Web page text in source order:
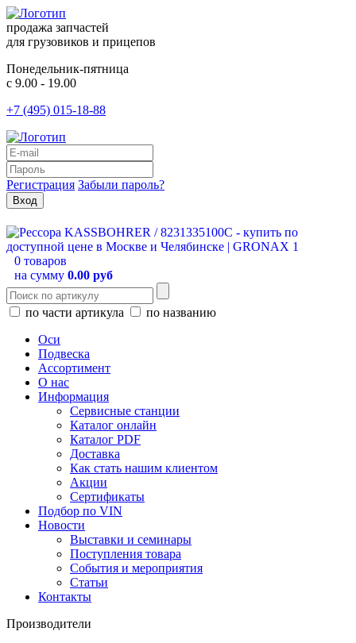
продажа запчастей
для грузовиков и прицепов
Понедельник-пятница
с 9.00 - 19.00
+7 (495) 015-18-88
Регистрация Забыли пароль?
0 товаров
на сумму 0.00 руб
по части артикула
по названию
Оси
Подвеска
Ассортимент
О нас
Информация
Сервисные станции
Каталог онлайн
Каталог PDF
Доставка
Как стать нашим клиентом
Акции
Сертификаты
Подбор по VIN
Новости
Выставки и семинары
Поступления товара
События и мероприятия
Статьи
Контакты
Производители